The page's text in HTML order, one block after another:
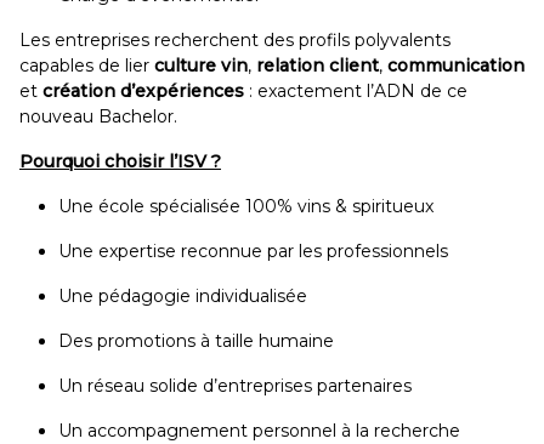
Les entreprises recherchent des profils polyvalents
capables de lier culture vin, relation client, communication
et création d’expériences : exactement l’ADN de ce
nouveau Bachelor.
Pourquoi choisir l’ISV ?
Une école spécialisée 100% vins & spiritueux
Une expertise reconnue par les professionnels
Une pédagogie individualisée
Des promotions à taille humaine
Un réseau solide d’entreprises partenaires
Un accompagnement personnel à la recherche